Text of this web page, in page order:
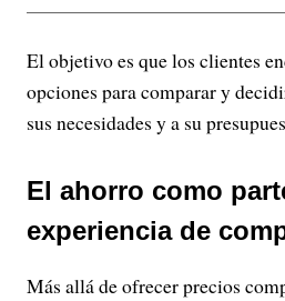
El objetivo es que los clientes
opciones para comparar y
sus necesidades y a su
El ahorro como
experiencia de
Más allá de ofrecer precios